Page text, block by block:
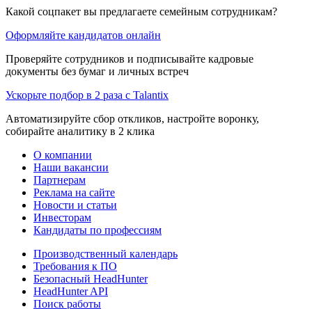
Какой соцпакет вы предлагаете семейным сотрудникам?
Оформляйте кандидатов онлайн
Проверяйте сотрудников и подписывайте кадровые
документы без бумаг и личных встреч
Ускорьте подбор в 2 раза с Talantix
Автоматизируйте сбор откликов, настройте воронку,
собирайте аналитику в 2 клика
О компании
Наши вакансии
Партнерам
Реклама на сайте
Новости и статьи
Инвесторам
Кандидаты по профессиям
Производственный календарь
Требования к ПО
Безопасный HeadHunter
HeadHunter API
Поиск работы